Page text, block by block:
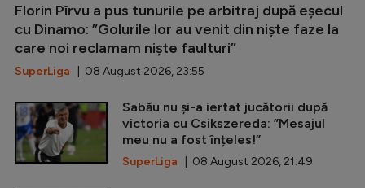
Florin Pîrvu a pus tunurile pe arbitraj după eșecul
cu Dinamo: ”Golurile lor au venit din niște faze la
care noi reclamam niște faulturi”
SuperLiga | 08 August 2026, 23:55
Sabău nu și-a iertat jucătorii după
victoria cu Csikszereda: ”Mesajul
meu nu a fost înțeles!”
SuperLiga | 08 August 2026, 21:49